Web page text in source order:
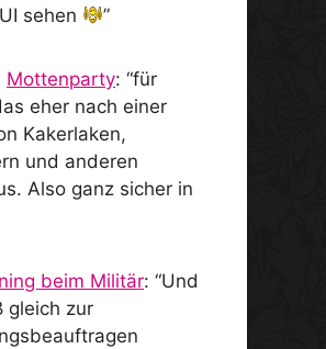
sehen
”
Mottenparty: “für
eher nach einer
Kakerlaken,
und anderen
Also ganz sicher in
beim Militär: “Und
gleich zur